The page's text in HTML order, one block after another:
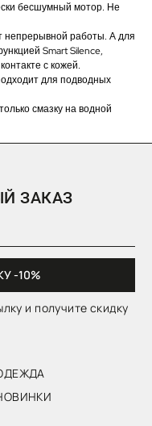
бесшумный мотор. Не
непрерывной работы. А для
Smart Silence,
с кожей.
для подводных
смазку на водной
скидку